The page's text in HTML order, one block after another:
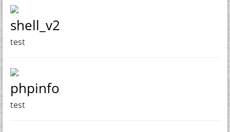
shell_v2
test
phpinfo
test